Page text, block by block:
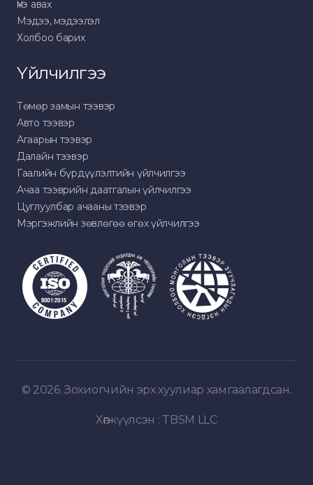
Үнэ авах
Мэдээ, мэдээлэл
Холбоо барих
Үйлчилгээ
Төмөр замын тээвэр
Авто тээвэр
Агаарын тээвэр
Далайн тээвэр
Гаалийн бүрдүүлэлтийн үйлчилгээ
Ачаа тээврийн даатгалын үйлчилгээ
Цуглуулбар ачааны тээвэр
Мэргэжлийн зөвлөгөө өгөх үйлчилгээ
© 2026. Зохиогчийн эрх хуулиар хамгаалагдсан.
Хөгжүүлсэн : TBSM LLC